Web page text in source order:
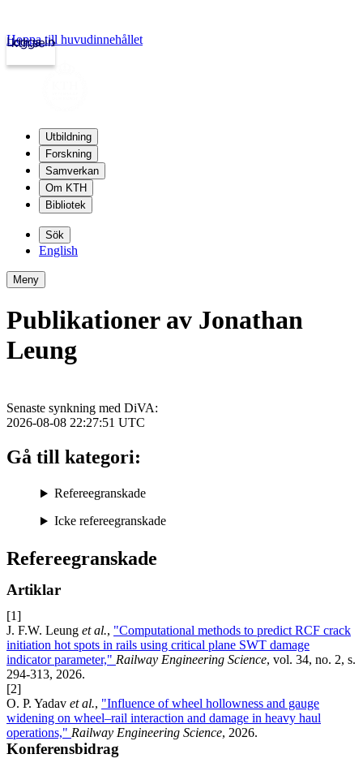
kth.se
Logga in
Hoppa till huvudinnehållet
Utbildning
Forskning
Samverkan
Om KTH
Bibliotek
Sök
English
Meny
Publikationer av Jonathan
Leung
Refereegranskade
Artiklar
[1]
J. F.W. Leung et al., "Computational methods to predict RCF crack
initiation hot spots in rails using critical plane SWT damage
indicator parameter," Railway Engineering Science, vol. 34, no. 2, s.
294-313, 2026.
[2]
O. P. Yadav et al., "Influence of wheel hollowness and gauge
widening on wheel–rail interaction and damage in heavy haul
operations," Railway Engineering Science, 2026.
Konferensbidrag
Senaste synkning med DiVA:
2026-08-08 22:27:51 UTC
Gå till kategori:
Refereegranskade
Icke refereegranskade